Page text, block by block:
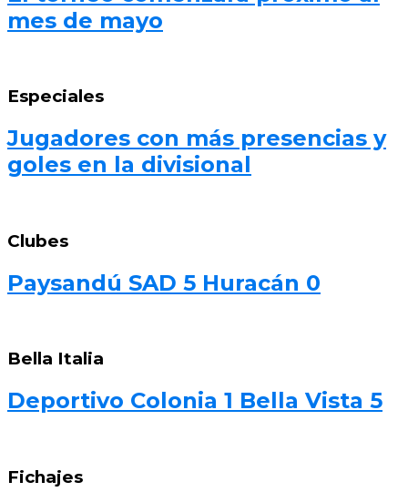
mes de mayo
Especiales
Jugadores con más presencias y
goles en la divisional
Clubes
Paysandú SAD 5 Huracán 0
Bella Italia
Deportivo Colonia 1 Bella Vista 5
Fichajes